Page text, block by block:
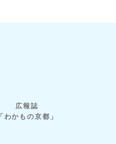
広報誌
「わかもの京都」